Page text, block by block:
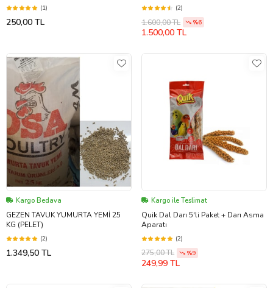
(1)
250,00 TL
(2)
1.600,00 TL %6
1.500,00 TL
Kargo Bedava
GEZEN TAVUK YUMURTA YEMİ 25
KG (PELET)
(2)
1.349,50 TL
Kargo ile Teslimat
Quik Dal Darı 5'li Paket + Darı Asma
Aparatı
(2)
275,00 TL %9
249,99 TL